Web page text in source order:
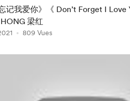
记我爱你》《 Don’t Forget I Love
梁红
809 Vues